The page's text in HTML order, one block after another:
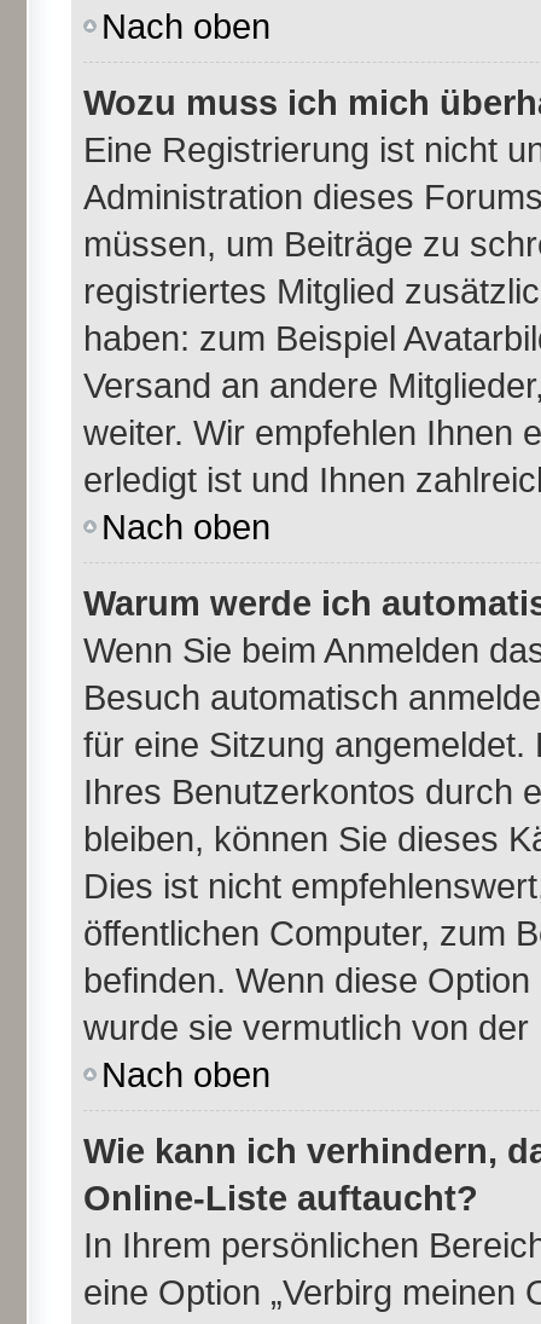
Nach oben
Wozu muss ich mich
Eine Registrierung ist nicht
Administration dieses
müssen, um Beiträge zu
registriertes Mitglied
haben: zum Beispiel
Versand an andere
weiter. Wir empfehlen Ihnen
erledigt ist und Ihnen
Nach oben
Warum werde ich
Wenn Sie beim Anmelden
Besuch automatisch
für eine Sitzung
Ihres Benutzerkontos durch
bleiben, können Sie dieses
Dies ist nicht
öffentlichen Computer, zum
befinden. Wenn diese
wurde sie vermutlich von
Nach oben
Wie kann ich verhindern,
Online-Liste auftaucht?
In Ihrem persönlichen
eine Option „Verbirg meinen